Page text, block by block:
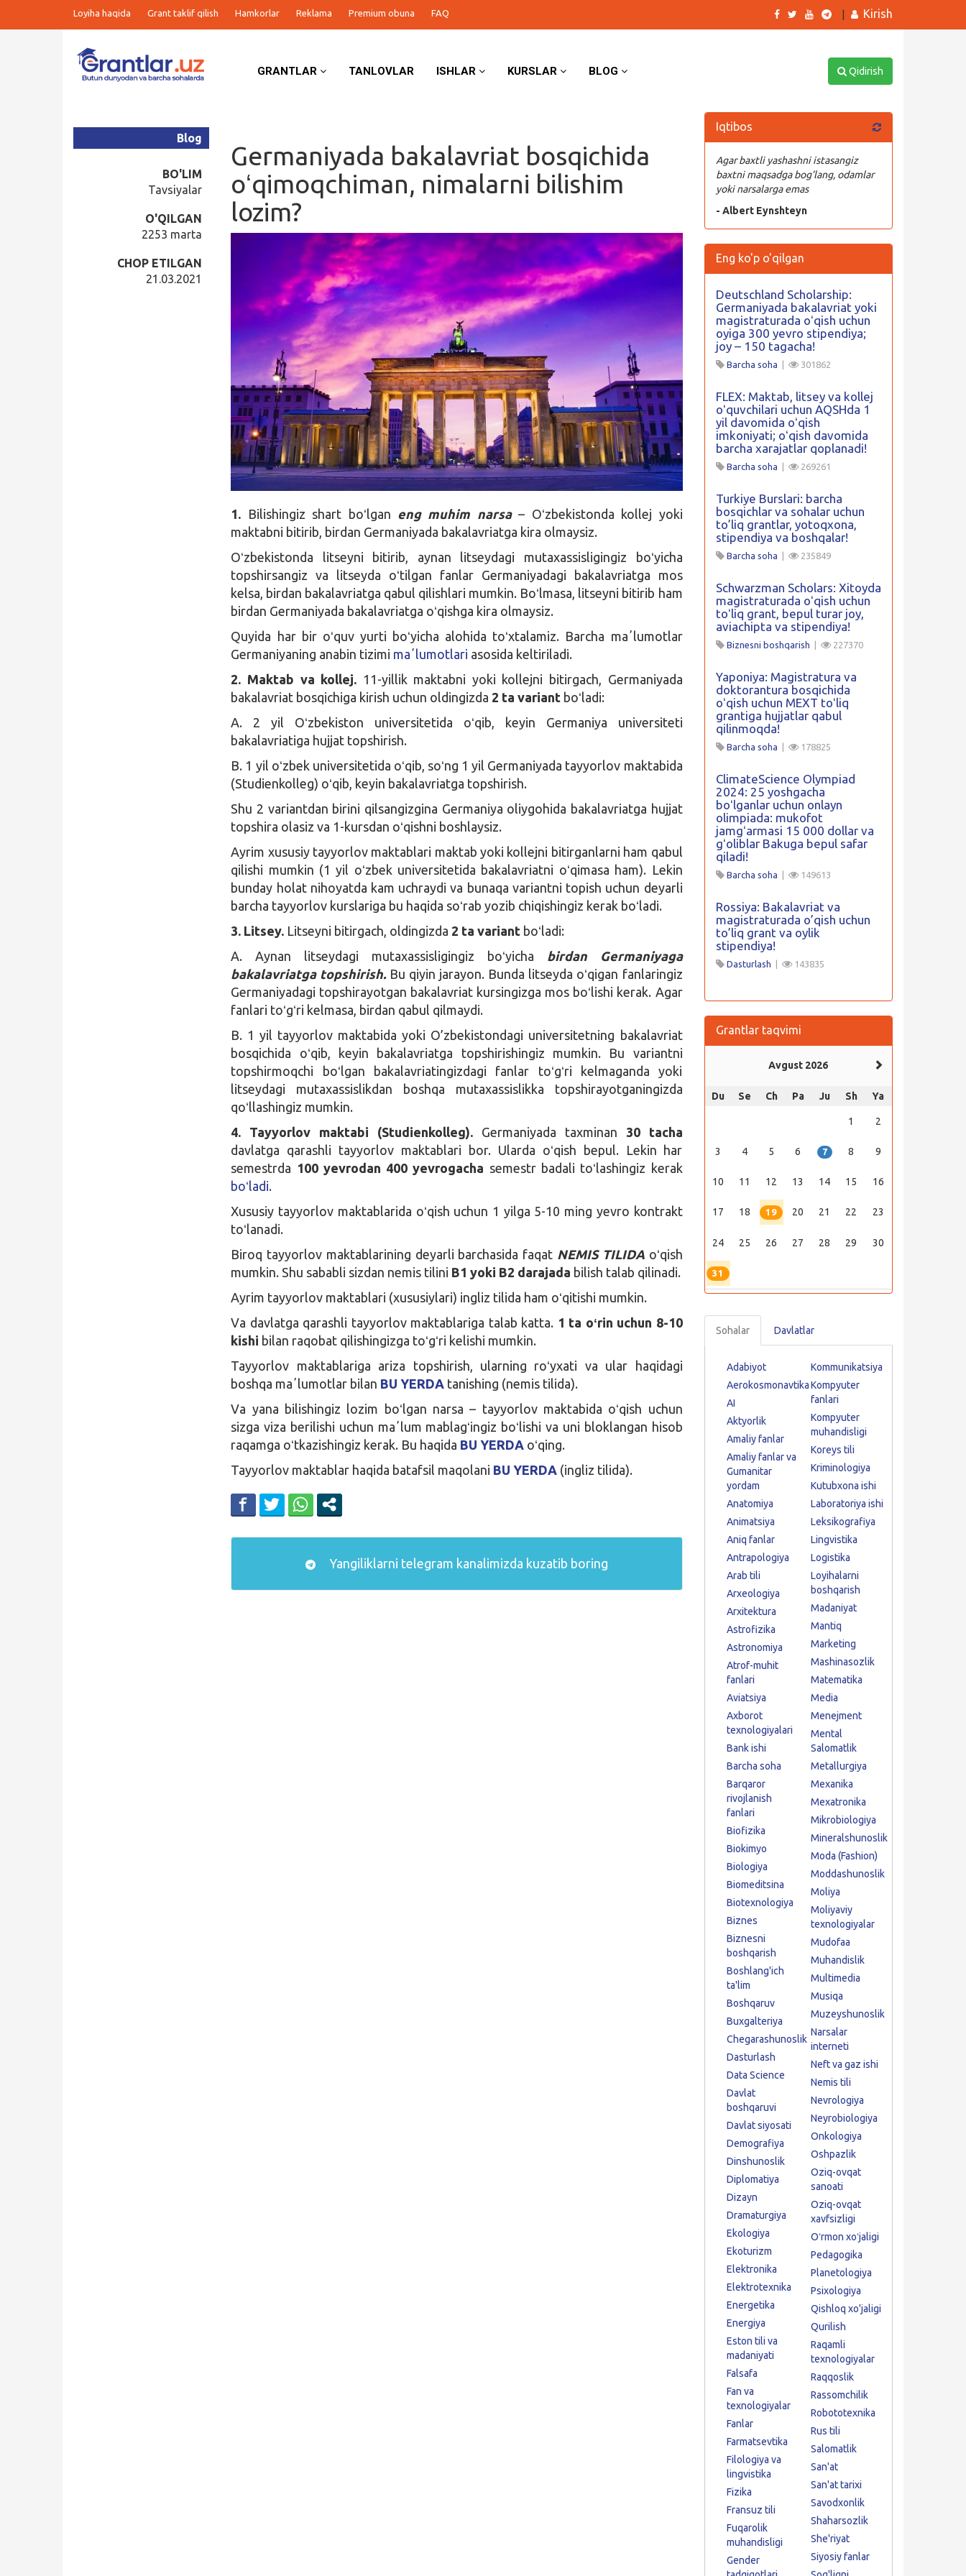
Loyiha haqida Grant taklif qilish Hamkorlar Reklama Premium obuna FAQ Kirish
GRANTLAR TANLOVLAR ISHLAR KURSLAR BLOG Qidirish
Germaniyada bakalavriat bosqichida
oʻqimoqchiman, nimalarni bilishim
lozim?
Blog
BO'LIM
Tavsiyalar
O'QILGAN
2253 marta
CHOP ETILGAN
21.03.2021
1. Bilishingiz shart boʻlgan eng muhim narsa– Oʻzbekistonda kollej yoki
maktabni bitirib, birdan Germaniyada bakalavriatga kira olmaysiz.
Oʻzbekistonda litseyni bitirib, aynan litseydagi mutaxassisligingiz boʻyicha
topshirsangiz va litseyda oʻtilgan fanlar Germaniyadagi bakalavriatga mos
kelsa, birdan bakalavriatga qabul qilishlari mumkin. Boʻlmasa, litseyni bitirib ham
birdan Germaniyada bakalavriatga oʻqishga kira olmaysiz.
Quyida har bir oʻquv yurti boʻyicha alohida toʻxtalamiz. Barcha maʼlumotlar
Germaniyaning anabin tizimi maʼlumotlari asosida keltiriladi.
2. Maktab va kollej. 11-yillik maktabni yoki kollejni bitirgach, Germaniyada
bakalavriat bosqichiga kirish uchun oldingizda 2 ta variant boʻladi:
A. 2 yil Oʻzbekiston universitetida oʻqib, keyin Germaniya universiteti
bakalavriatiga hujjat topshirish.
B. 1 yil oʻzbek universitetida oʻqib, soʻng 1 yil Germaniyada tayyorlov maktabida
(Studienkolleg) oʻqib, keyin bakalavriatga topshirish.
Shu 2 variantdan birini qilsangizgina Germaniya oliygohida bakalavriatga hujjat
topshira olasiz va 1-kursdan oʻqishni boshlaysiz.
Ayrim xususiy tayyorlov maktablari maktab yoki kollejni bitirganlarni ham qabul
qilishi mumkin (1 yil oʻzbek universitetida bakalavriatni oʻqimasa ham). Lekin
bunday holat nihoyatda kam uchraydi va bunaqa variantni topish uchun deyarli
barcha tayyorlov kurslariga bu haqida soʻrab yozib chiqishingiz kerak boʻladi.
3. Litsey. Litseyni bitirgach, oldingizda 2 ta variant boʻladi:
A. Aynan litseydagi mutaxassisligingiz boʻyicha
birdan Germaniyaga
bakalavriatga topshirish.Bu qiyin jarayon. Bunda litseyda oʻqigan fanlaringiz
Germaniyadagi topshirayotgan bakalavriat kursingizga mos boʻlishi kerak. Agar
fanlari toʻgʻri kelmasa, birdan qabul qilmaydi.
B. 1 yil tayyorlov maktabida yoki O’zbekistondagi universitetning bakalavriat
bosqichida oʻqib, keyin bakalavriatga topshirishingiz mumkin. Bu variantni
topshirmoqchi boʻlgan bakalavriatingizdagi fanlar toʻgʻri kelmaganda yoki
litseydagi mutaxassislikdan boshqa mutaxassislikka topshirayotganingizda
qoʻllashingiz mumkin.
4. Tayyorlov maktabi (Studienkolleg). Germaniyada taxminan 30 tacha
davlatga qarashli tayyorlov maktablari bor. Ularda oʻqish bepul. Lekin har
semestrda 100 yevrodan 400 yevrogacha semestr badali toʻlashingiz kerak
boʻladi.
Xususiy tayyorlov maktablarida oʻqish uchun 1 yilga 5-10 ming yevro kontrakt
toʻlanadi.
Biroq tayyorlov maktablarining deyarli barchasida faqat NEMIS TILIDAoʻqish
mumkin. Shu sababli sizdan nemis tilini B1 yoki B2 darajada bilish talab qilinadi.
Ayrim tayyorlov maktablari (xususiylari) ingliz tilida ham oʻqitishi mumkin.
Va davlatga qarashli tayyorlov maktablariga talab katta. 1 ta oʻrin uchun 8-10
kishi bilan raqobat qilishingizga toʻgʻri kelishi mumkin.
Tayyorlov maktablariga ariza topshirish, ularning roʻyxati va ular haqidagi
boshqa maʼlumotlar bilan BU YERDA tanishing (nemis tilida).
Va yana bilishingiz lozim boʻlgan narsa – tayyorlov maktabida oʻqish uchun
sizga viza berilishi uchun maʼlum mablagʻingiz boʻlishi va uni bloklangan hisob
raqamga oʻtkazishingiz kerak. Bu haqida BU YERDA oʻqing.
Tayyorlov maktablar haqida batafsil maqolani BU YERDA (ingliz tilida).
Yangiliklarni telegram kanalimizda kuzatib boring
Iqtibos
Agar baxtli yashashni istasangiz
baxtni maqsadga bog’lang, odamlar
yoki narsalarga emas
- Albert Eynshteyn
Eng ko'p o'qilgan
Deutschland Scholarship:
Germaniyada bakalavriat yoki
magistraturada oʻqish uchun
oyiga 300 yevro stipendiya;
joy – 150 tagacha!
Barcha soha 301862
FLEX: Maktab, litsey va kollej
oʻquvchilari uchun AQSHda 1
yil davomida oʻqish
imkoniyati; oʻqish davomida
barcha xarajatlar qoplanadi!
Barcha soha 269261
Turkiye Burslari: barcha
bosqichlar va sohalar uchun
to’liq grantlar, yotoqxona,
stipendiya va boshqalar!
Barcha soha 235849
Schwarzman Scholars: Xitoyda
magistraturada oʻqish uchun
toʻliq grant, bepul turar joy,
aviachipta va stipendiya!
Biznesni boshqarish 227370
Yaponiya: Magistratura va
doktorantura bosqichida
oʻqish uchun MEXT toʻliq
grantiga hujjatlar qabul
qilinmoqda!
Barcha soha 178825
ClimateScience Olympiad
2024: 25 yoshgacha
boʻlganlar uchun onlayn
olimpiada: mukofot
jamgʻarmasi 15 000 dollar va
gʻoliblar Bakuga bepul safar
qiladi!
Barcha soha 149613
Rossiya: Bakalavriat va
magistraturada o’qish uchun
to’liq grant va oylik
stipendiya!
Dasturlash 143835
Grantlar taqvimi
Avgust 2026
Du Se Ch Pa Ju Sh Ya
1 2
3 4 5 6 7 8 9
10 11 12 13 14 15 16
17 18 19 20 21 22 23
24 25 26 27 28 29 30
31
Sohalar Davlatlar
Adabiyot
Aerokosmonavtika
AI
Aktyorlik
Amaliy fanlar
Amaliy fanlar va
Gumanitar
yordam
Anatomiya
Animatsiya
Aniq fanlar
Antrapologiya
Arab tili
Arxeologiya
Arxitektura
Astrofizika
Astronomiya
Atrof-muhit
fanlari
Aviatsiya
Axborot
texnologiyalari
Bank ishi
Barcha soha
Barqaror
rivojlanish
fanlari
Biofizika
Biokimyo
Biologiya
Biomeditsina
Biotexnologiya
Biznes
Biznesni
boshqarish
Boshlang'ich
ta'lim
Boshqaruv
Buxgalteriya
Chegarashunoslik
Dasturlash
Data Science
Davlat
boshqaruvi
Davlat siyosati
Demografiya
Dinshunoslik
Diplomatiya
Dizayn
Dramaturgiya
Ekologiya
Ekoturizm
Elektronika
Elektrotexnika
Energetika
Energiya
Eston tili va
madaniyati
Falsafa
Fan va
texnologiyalar
Fanlar
Farmatsevtika
Filologiya va
lingvistika
Fizika
Fransuz tili
Fuqarolik
muhandisligi
Gender
Kommunikatsiya
Kompyuter
fanlari
Kompyuter
muhandisligi
Koreys tili
Kriminologiya
Kutubxona ishi
Laboratoriya ishi
Leksikografiya
Lingvistika
Logistika
Loyihalarni
boshqarish
Madaniyat
Mantiq
Marketing
Mashinasozlik
Matematika
Media
Menejment
Mental
Salomatlik
Metallurgiya
Mexanika
Mexatronika
Mikrobiologiya
Mineralshunoslik
Moda (Fashion)
Moddashunoslik
Moliya
Moliyaviy
texnologiyalar
Mudofaa
Muhandislik
Multimedia
Musiqa
Muzeyshunoslik
Narsalar
interneti
Neft va gaz ishi
Nemis tili
Nevrologiya
Neyrobiologiya
Onkologiya
Oshpazlik
Oziq-ovqat
sanoati
Oziq-ovqat
xavfsizligi
Oʻrmon xoʻjaligi
Pedagogika
Planetologiya
Psixologiya
Qishloq xo'jaligi
Qurilish
Raqamli
texnologiyalar
Raqqoslik
Rassomchilik
Robototexnika
Rus tili
Salomatlik
San'at
San'at tarixi
Savodxonlik
Shaharsozlik
She'riyat
Siyosiy fanlar